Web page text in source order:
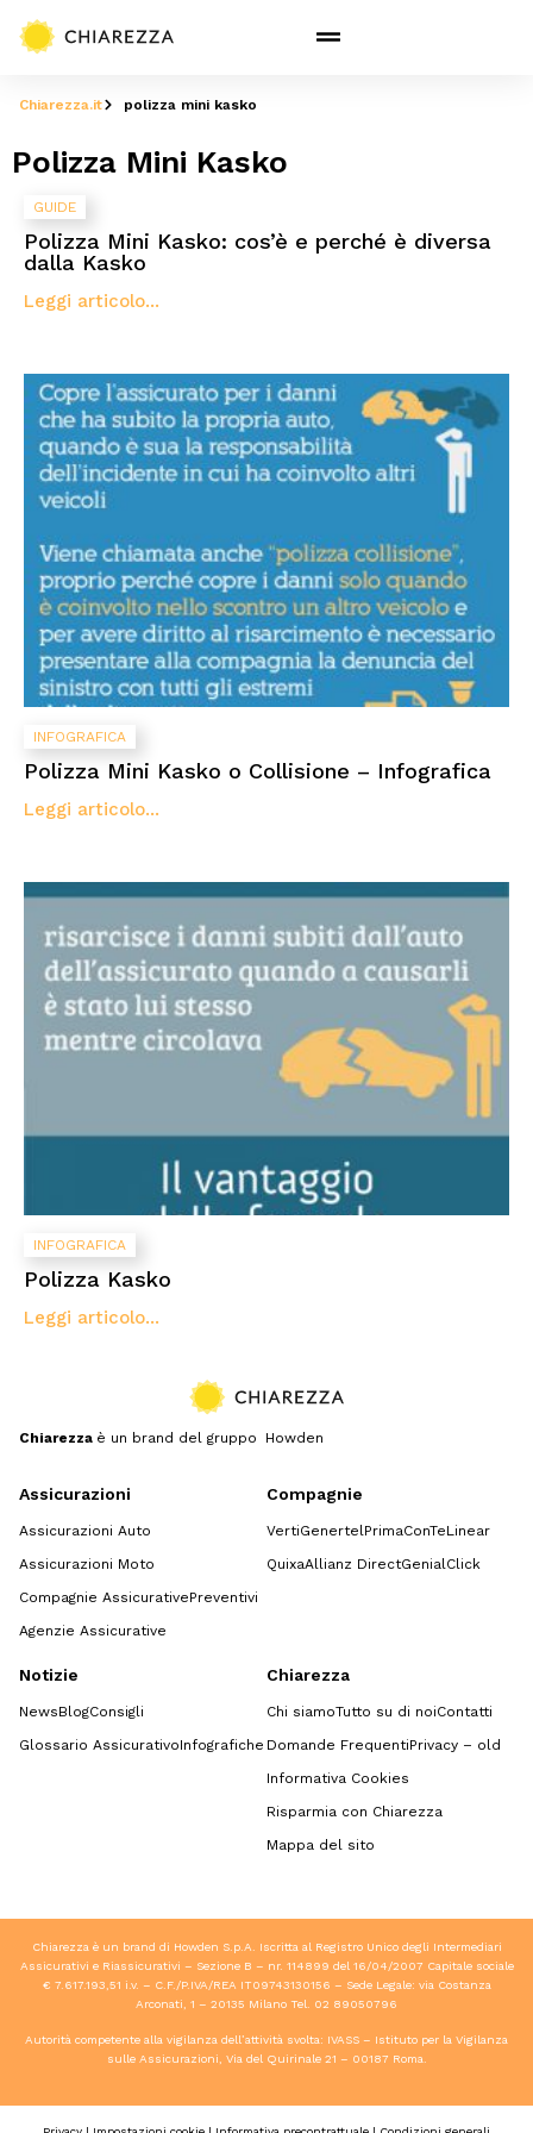
Chiarezza.it polizza mini kasko
Polizza Mini Kasko
GUIDE
Polizza Mini Kasko: cos’è e perché è diversa
dalla Kasko
Leggi articolo...
INFOGRAFICA
Polizza Mini Kasko o Collisione – Infografica
Leggi articolo...
INFOGRAFICA
Polizza Kasko
Leggi articolo...
Chiarezza è un brand del gruppo Howden
Assicurazioni
Assicurazioni Auto
Assicurazioni Moto
Compagnie AssicurativePreventivi
Agenzie Assicurative
Compagnie
VertiGenertel PrimaConTeLinear
QuixaAllianz DirectGenialClick
Notizie
NewsBlogConsigli
Glossario AssicurativoInfografiche
Chiarezza
Chi siamoTutto su di noiContatti
Domande FrequentiPrivacy – old
Informativa Cookies
Risparmia con Chiarezza
Mappa del sito
Chiarezza è un brand di Howden S.p.A. Iscritta al Registro Unico degli Intermediari
Assicurativi e Riassicurativi – Sezione B – nr. 114899 del 16/04/2007 Capitale sociale
€ 7.617.193,51 i.v. – C.F./P.IVA/REA IT09743130156 – Sede Legale: via Costanza
Arconati, 1 – 20135 Milano Tel. 02 89050796
Autorità competente alla vigilanza dell’attività svolta: IVASS – Istituto per la Vigilanza
sulle Assicurazioni, Via del Quirinale 21 – 00187 Roma.